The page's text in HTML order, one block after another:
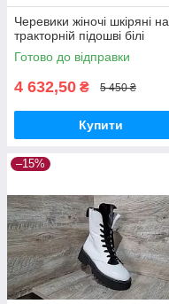
Черевики жіночі шкіряні на
тракторній підошві білі
Готово до відправки
4 632,50 ₴ 5 450 ₴
Купити
–15%